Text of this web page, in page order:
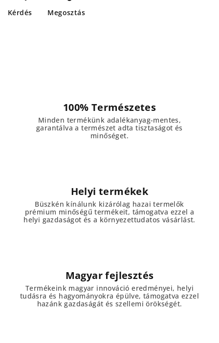
Kérdés Megosztás
100% Természetes
Minden termékünk adalékanyag-mentes,
garantálva a természet adta tisztaságot és
minőséget.
Helyi termékek
Büszkén kínálunk kizárólag hazai termelők
prémium minőségű termékeit, támogatva ezzel a
helyi gazdaságot és a környezettudatos vásárlást.
Magyar fejlesztés
Termékeink magyar innováció eredményei, helyi
tudásra és hagyományokra épülve, támogatva ezzel
hazánk gazdaságát és szellemi örökségét.